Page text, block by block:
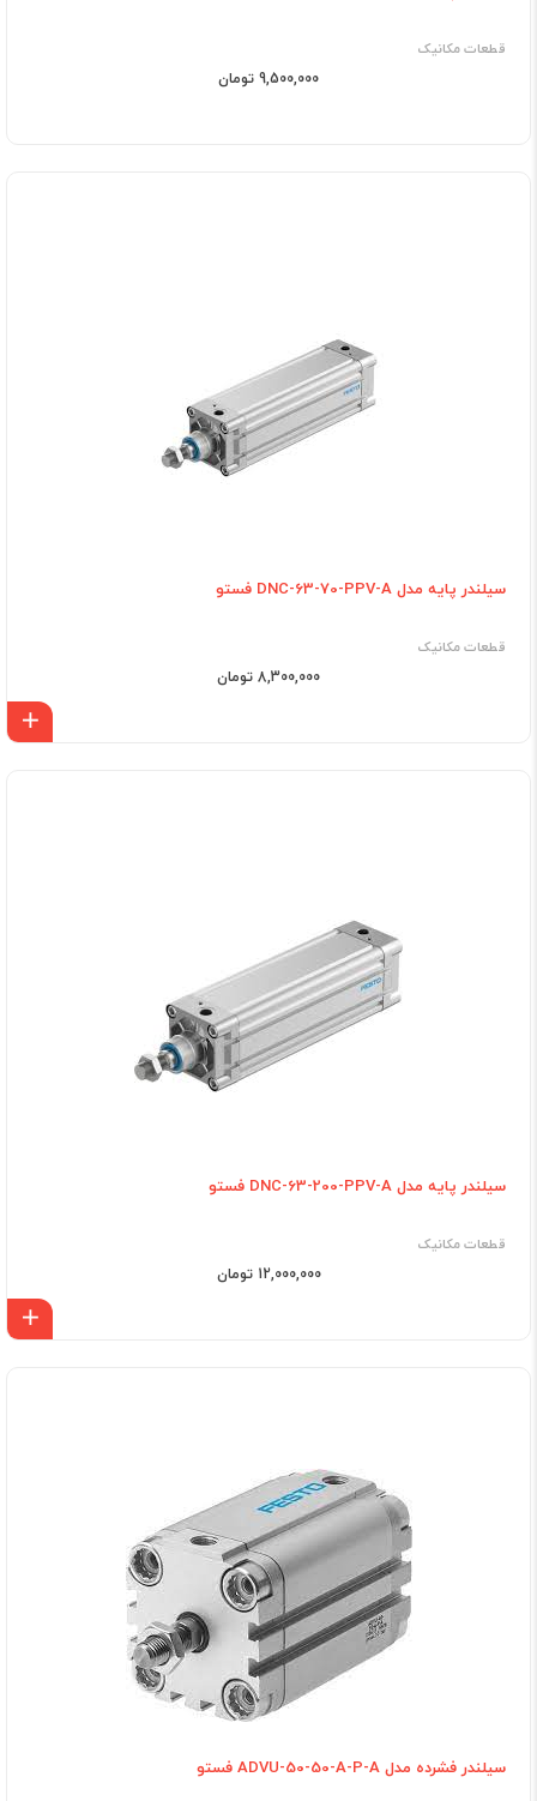
قطعات مکانیک
9,500,000 تومان
سیلندر پایه مدل DNC-63-70-PPV-A فستو
قطعات مکانیک
8,300,000 تومان
سیلندر پایه مدل DNC-63-200-PPV-A فستو
قطعات مکانیک
12,000,000 تومان
سیلندر فشرده مدل ADVU-50-50-A-P-A فستو